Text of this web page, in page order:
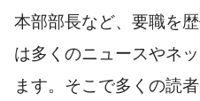
本部部長など、要職を
は多くのニュースやネ
ます。そこで多くの読